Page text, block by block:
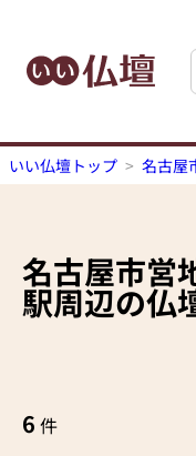
いい仏壇トップ 名古屋
名古屋市営
駅周辺の仏
6 件